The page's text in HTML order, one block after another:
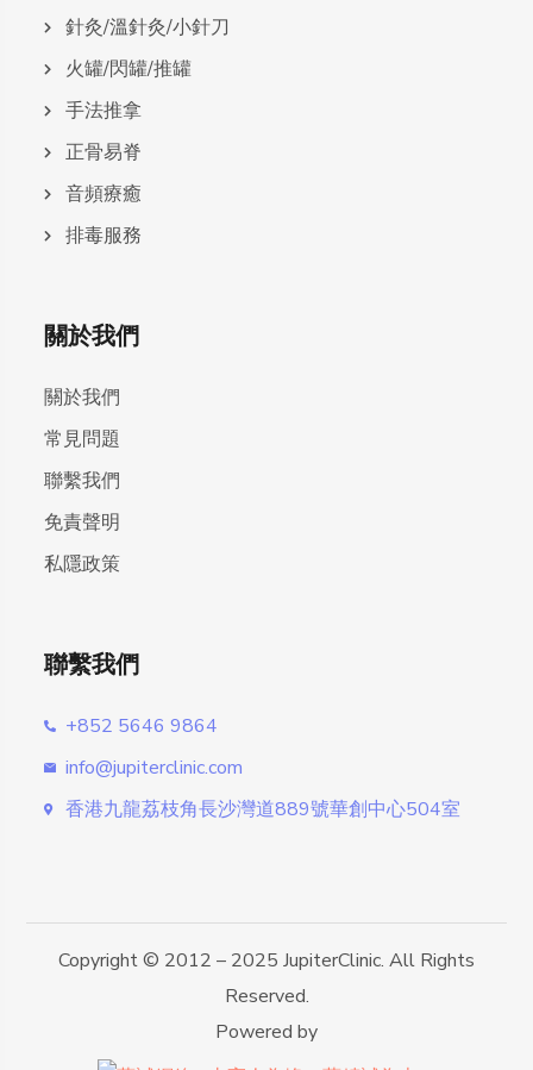
針灸/溫針灸/小針刀
火罐/閃罐/推罐
手法推拿
正骨易脊
⾳頻療癒
排毒服務
關於我們
關於我們
常見問題
聯繫我們
免責聲明
私隱政策
聯繫我們
+852 5646 9864
info@jupiterclinic.com
香港九龍荔枝角長沙灣道889號華創中心504室
Copyright © 2012 – 2025 JupiterClinic. All Rights
Reserved.
Powered by